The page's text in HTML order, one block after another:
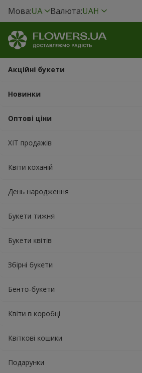
Мова:UA Валюта:UAH
Акційні букети
Новинки
Оптові ціни
ХІТ продажів
Квіти коханій
День народження
Букети тижня
Букети квітів
Збірні букети
Бенто-букети
Квіти в коробці
Квіткові кошики
Подарунки